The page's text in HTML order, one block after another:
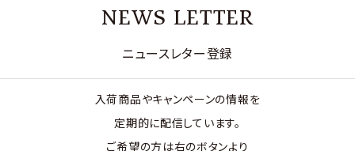
NEWS LETTER
ニュースレター登録
入荷商品やキャンペーンの情報を
定期的に配信しています。
ご希望の方は右のボタンより